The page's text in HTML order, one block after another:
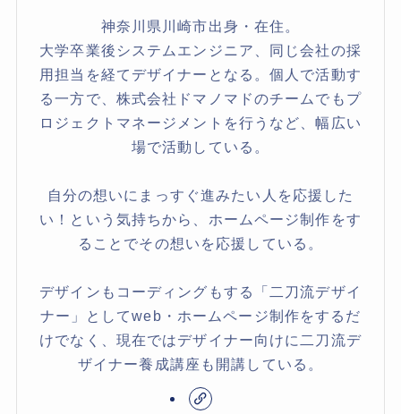
神奈川県川崎市出身・在住。
大学卒業後システムエンジニア、同じ会社の採
用担当を経てデザイナーとなる。個人で活動す
る一方で、株式会社ドマノマドのチームでもプ
ロジェクトマネージメントを行うなど、幅広い
場で活動している。
自分の想いにまっすぐ進みたい人を応援した
い！という気持ちから、ホームページ制作をす
ることでその想いを応援している。
デザインもコーディングもする「二刀流デザイ
ナー」としてweb・ホームページ制作をするだ
けでなく、現在ではデザイナー向けに二刀流デ
ザイナー養成講座も開講している。